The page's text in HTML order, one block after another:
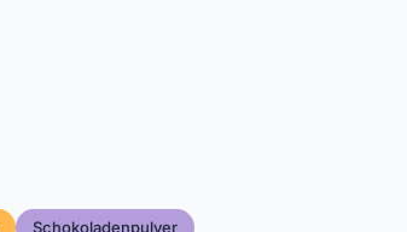
Schokoladenpulver